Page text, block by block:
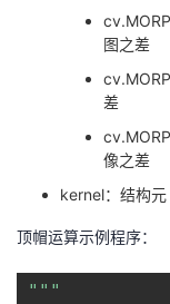
图之差
差
像之差
kernel：结构
顶帽运算示例程序：
"""